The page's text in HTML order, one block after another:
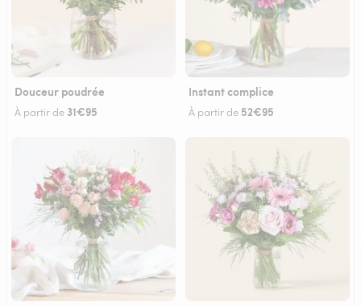
Douceur poudrée
À partir de 31€95
Instant complice
À partir de 52€95